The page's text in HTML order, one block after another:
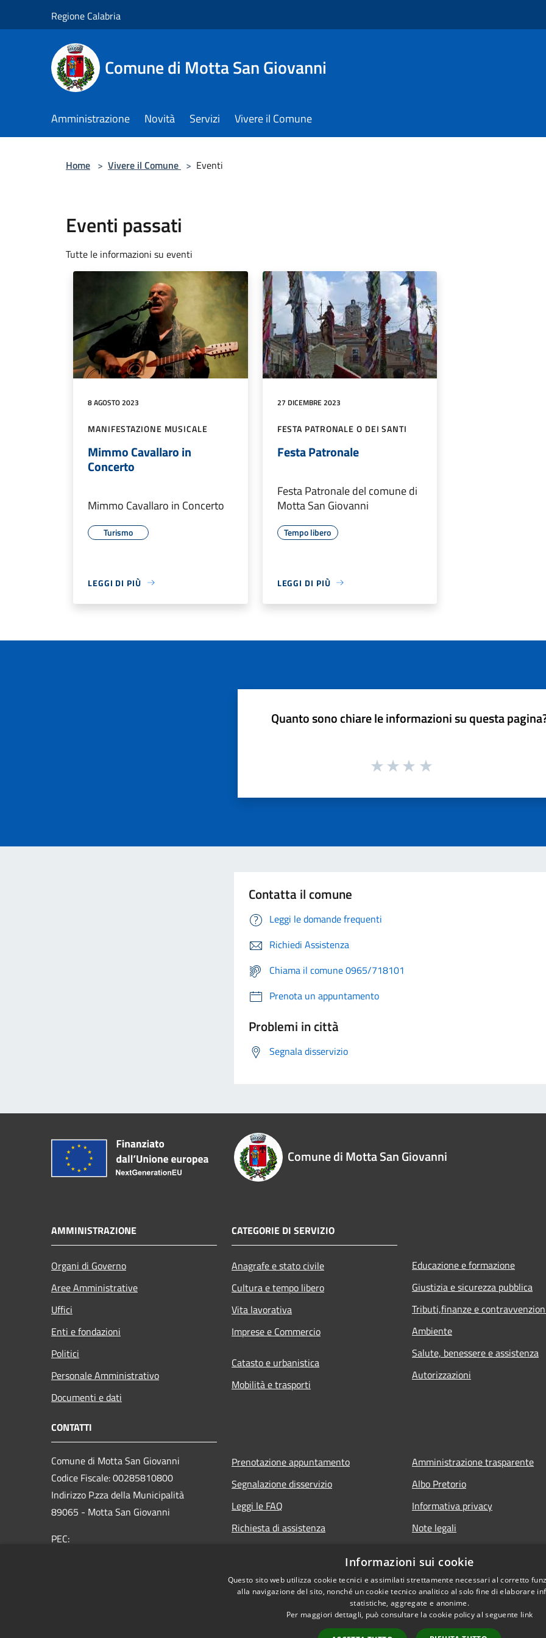
Regione Calabria
Comune di Motta San Giovanni
Amministrazione Novità Servizi Vivere il Comune
Home > Vivere il Comune > Eventi
Eventi passati
Tutte le informazioni su eventi
8 AGOSTO 2023
MANIFESTAZIONE MUSICALE
Mimmo Cavallaro in
Concerto
Mimmo Cavallaro in Concerto
Turismo
LEGGI DI PIÙ
27 DICEMBRE 2023
FESTA PATRONALE O DEI SANTI
Festa Patronale
Festa Patronale del comune di
Motta San Giovanni
Tempo libero
LEGGI DI PIÙ
Quanto sono chiare le informazioni su questa
Contatta il comune
Leggi le domande frequenti
Richiedi Assistenza
Chiama il comune 0965/718101
Prenota un appuntamento
Problemi in città
Segnala disservizio
Comune di Motta San Giovanni
AMMINISTRAZIONE
Organi di Governo
Aree Amministrative
Uffici
Enti e fondazioni
Politici
Personale Amministrativo
Documenti e dati
CATEGORIE DI SERVIZIO
Anagrafe e stato civile
Cultura e tempo libero
Vita lavorativa
Imprese e Commercio
Catasto e urbanistica
Mobilità e trasporti
Educazione e formazione
Giustizia e sicurezza pubblica
Tributi,finanze e
Ambiente
Salute, benessere e assistenza
Autorizzazioni
CONTATTI
Comune di Motta San Giovanni
Codice Fiscale: 00285810800
Indirizzo P.zza della Municipalità
89065 - Motta San Giovanni
PEC:
Prenotazione appuntamento
Segnalazione disservizio
Leggi le FAQ
Richiesta di assistenza
Amministrazione trasparente
Albo Pretorio
Informativa privacy
Note legali
Informazioni sui cookie
Questo sito web utilizza cookie tecnici e assimilati strettamente necessari al corretto
alla navigazione del sito, nonché un cookie tecnico analitico al solo fine di elaborare
statistiche, aggregate e anonime.
Per maggiori dettagli, può consultare la cookie policy al seguente link